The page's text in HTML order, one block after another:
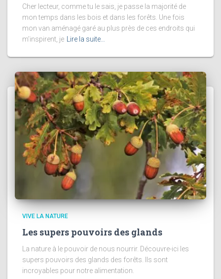
Cher lecteur, comme tu le sais, je passe la majorité de
mon temps dans les bois et dans les forêts. Une fois
mon van aménagé garé au plus près de ces endroits qui
m’inspirent, je
Lire la suite…
VIVE LA NATURE
Les supers pouvoirs des glands
La nature à le pouvoir de nous nourrir. Découvre-ici les
supers pouvoirs des glands des forêts. Ils sont
incroyables pour notre alimentation.